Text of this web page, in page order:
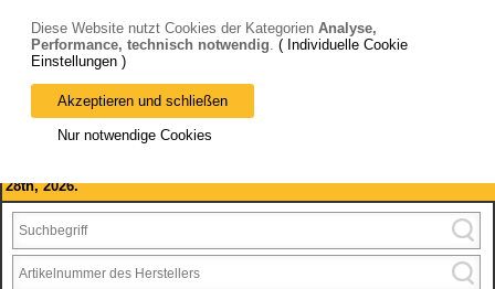
Bitte beachten Sie: wir machen Betriebsferien, vom 03. bis 28.
August 2026 haben wir geschlossen.
28th, 2026.
Diese Website nutzt Cookies der Kategorien Analyse,
Performance, technisch notwendig. ( Individuelle Cookie
Einstellungen )
Akzeptieren und schließen
Nur notwendige Cookies